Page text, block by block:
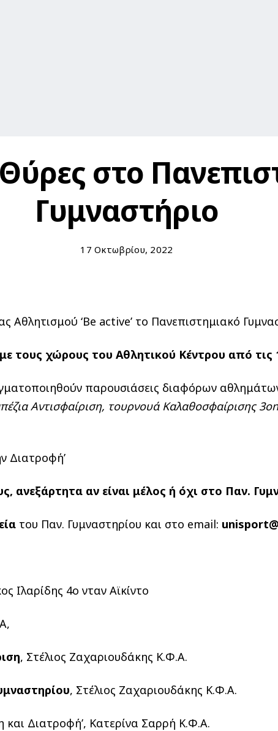
στο
Γυμναστήριο
17 Οκτωβρίου, 2022
‘Be active’ το Πανεπιστημιακό
τους χώρους του Αθλητικού Κέντρου από τις
παρουσιάσεις διαφόρων
Αντισφαίριση, τουρνουά Καλαθοσφαίρισης 3on
Διατροφή’
ανεξάρτητα αν είναι μέλος ή όχι στο Παν.
του Παν. Γυμναστηρίου και στο email:
Ιλαρίδης 4ο νταν Αϊκίντο
, Στέλιος Ζαχαριουδάκης Κ.Φ.Α.
, Στέλιος Ζαχαριουδάκης Κ.Φ.Α.
και Διατροφή’, Κατερίνα Σαρρή Κ.Φ.Α.